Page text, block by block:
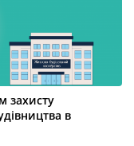
захисту
в